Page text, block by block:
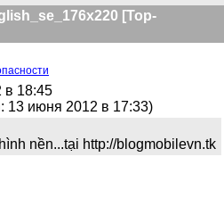
[Top-
в 18:45
13 июня 2012 в 17:33)
nền...tại http://blogmobilevn.tk